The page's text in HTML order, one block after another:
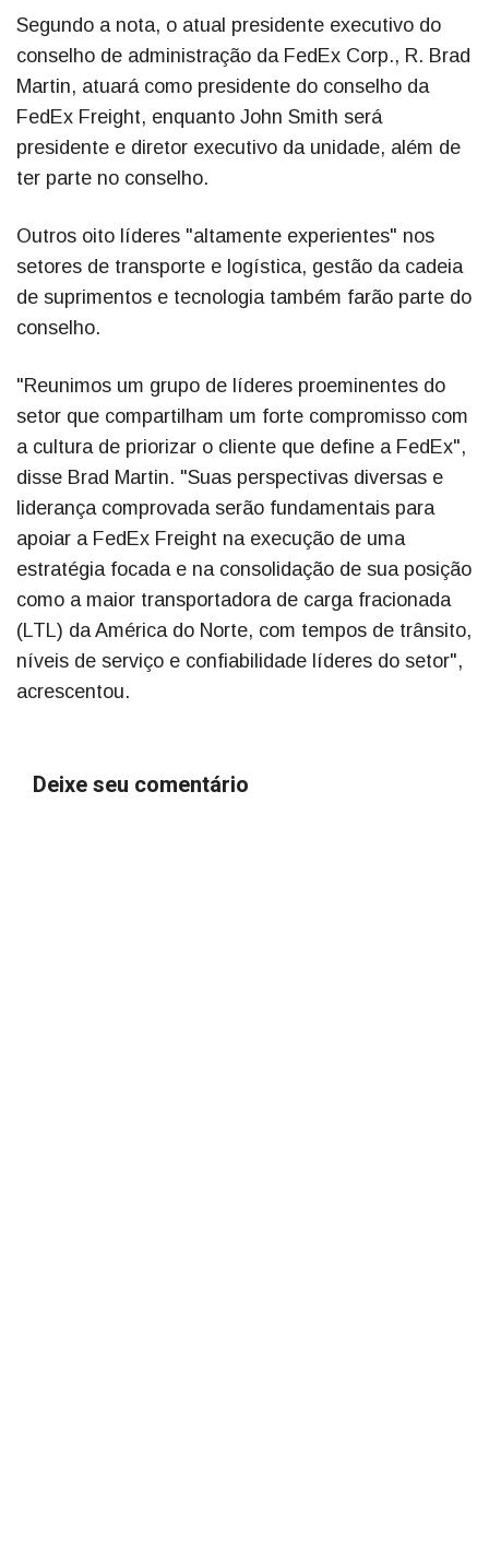
Segundo a nota, o atual presidente executivo do
conselho de administração da FedEx Corp., R. Brad
Martin, atuará como presidente do conselho da
FedEx Freight, enquanto John Smith será
presidente e diretor executivo da unidade, além de
ter parte no conselho.
Outros oito líderes "altamente experientes" nos
setores de transporte e logística, gestão da cadeia
de suprimentos e tecnologia também farão parte do
conselho.
"Reunimos um grupo de líderes proeminentes do
setor que compartilham um forte compromisso com
a cultura de priorizar o cliente que define a FedEx",
disse Brad Martin. "Suas perspectivas diversas e
liderança comprovada serão fundamentais para
apoiar a FedEx Freight na execução de uma
estratégia focada e na consolidação de sua posição
como a maior transportadora de carga fracionada
(LTL) da América do Norte, com tempos de trânsito,
níveis de serviço e confiabilidade líderes do setor",
acrescentou.
Deixe seu comentário